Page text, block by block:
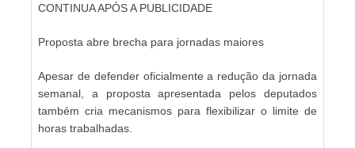
CONTINUA APÓS A PUBLICIDADE
Proposta abre brecha para jornadas maiores
Apesar de defender oficialmente a redução da jornada
semanal, a proposta apresentada pelos deputados
também cria mecanismos para flexibilizar o limite de
horas trabalhadas.